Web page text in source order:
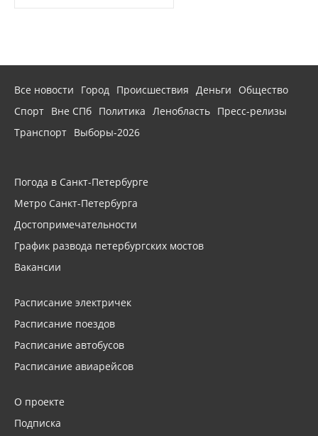
Все новости Город Происшествия Деньги
Общество
Спорт Вне СПб Политика Ленобласть Пресс-релизы
Транспорт Выборы-2026
Погода в Санкт-Петербурге
Метро Санкт-Петербурга
Достопримечательности
График развода петербургских мостов
Вакансии
Расписание электричек
Расписание поездов
Расписание автобусов
Расписание авиарейсов
О проекте
Подписка